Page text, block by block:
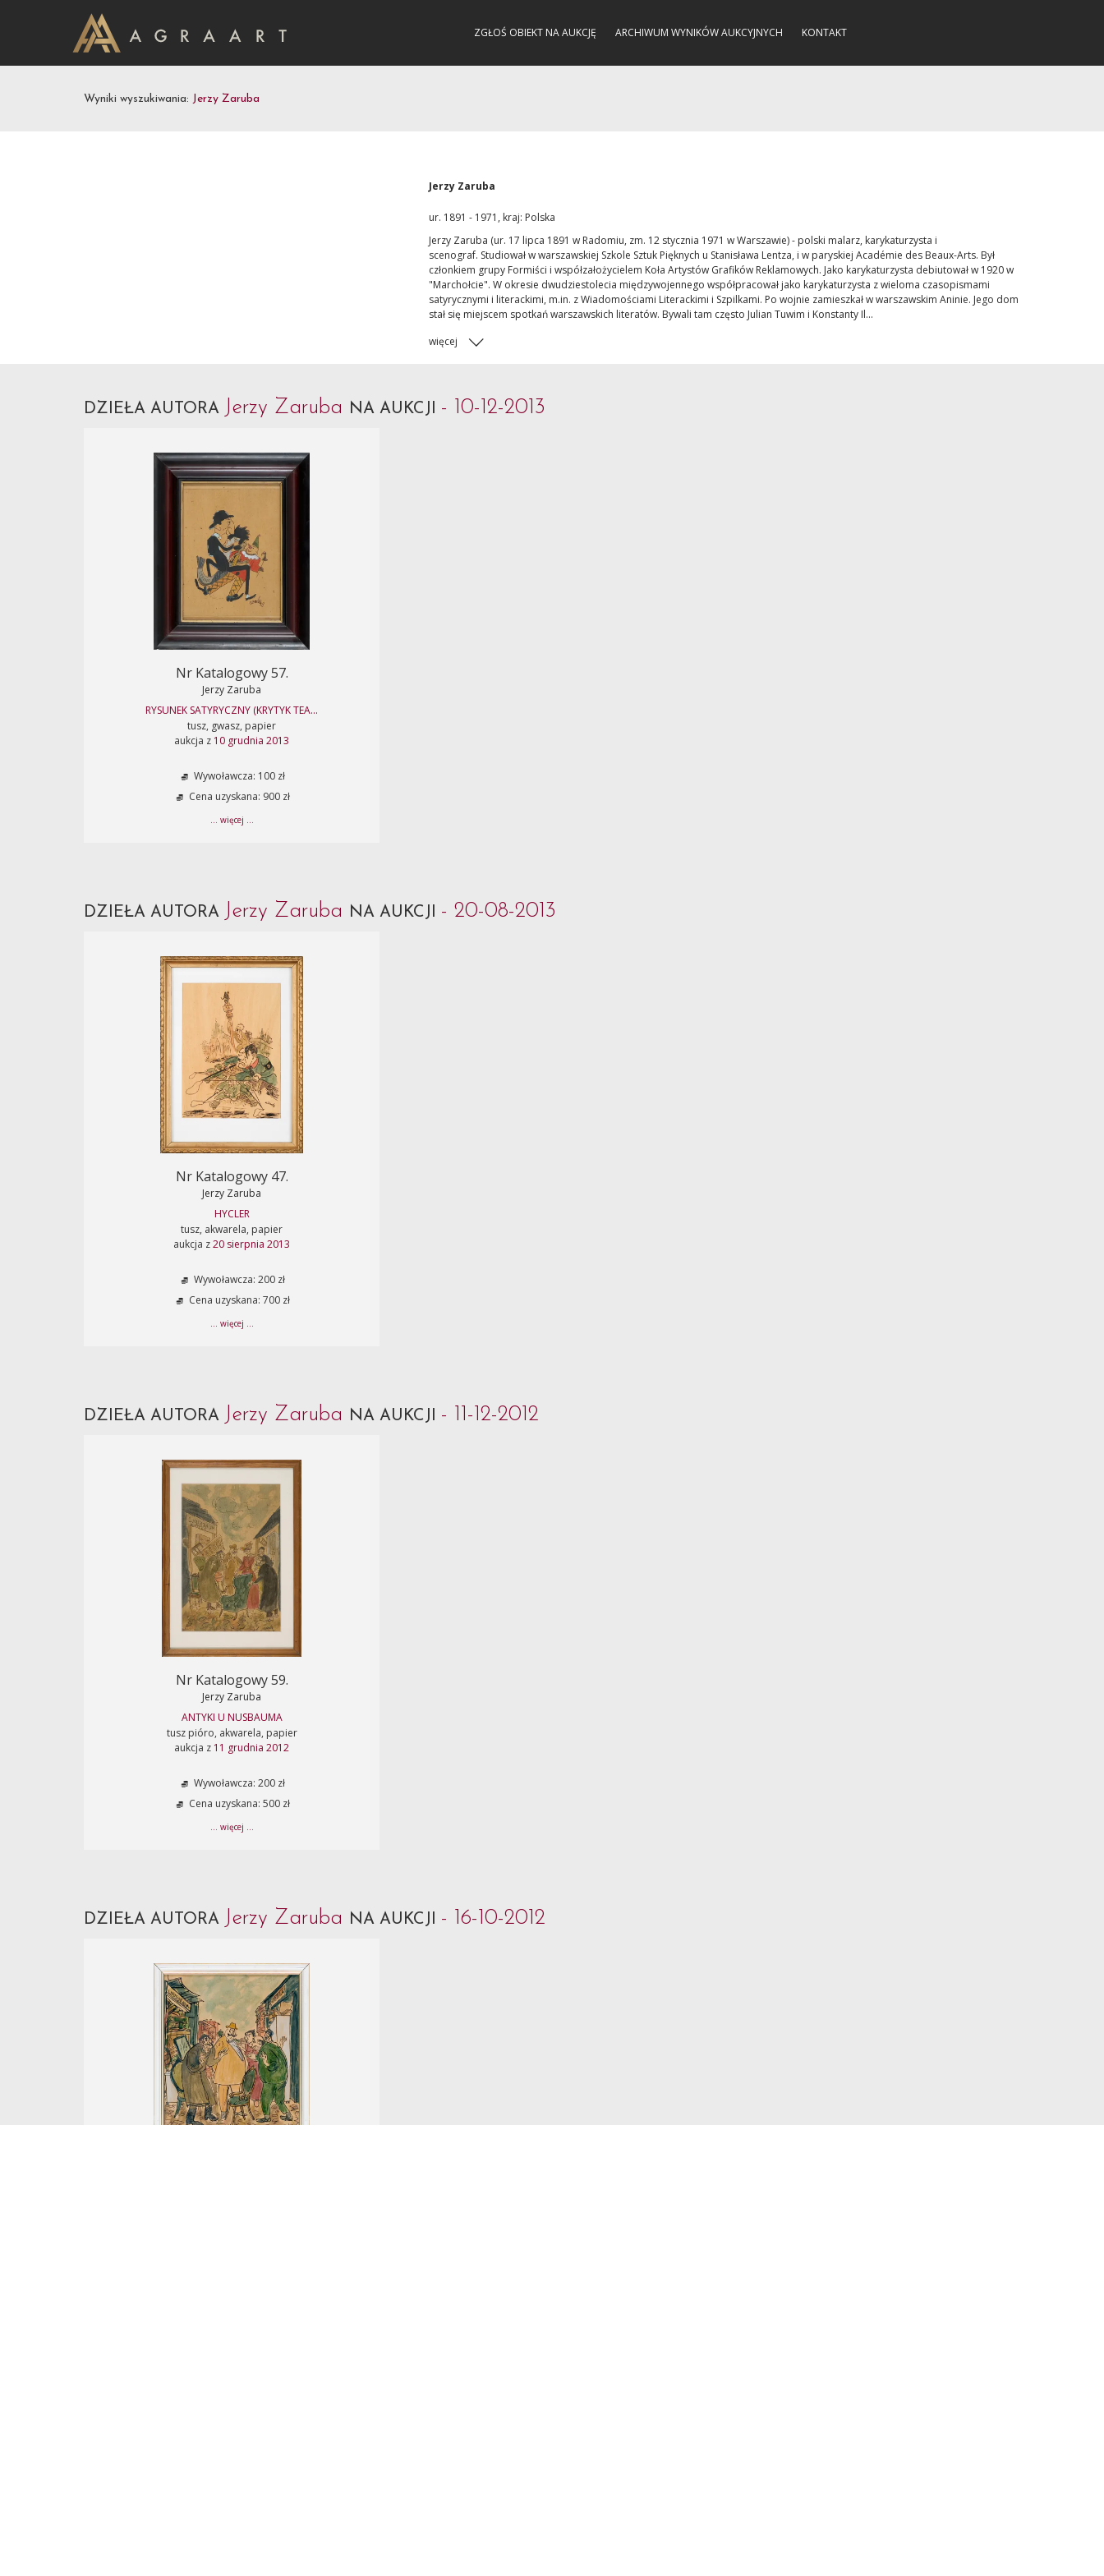
ZGŁOŚ OBIEKT NA AUKCJĘ ARCHIWUM WYNIKÓW AUKCYJNYCH KONTAKT
Wyniki wyszukiwania: Jerzy Zaruba
Jerzy Zaruba
ur. 1891 - 1971, kraj: Polska
Jerzy Zaruba (ur. 17 lipca 1891 w Radomiu, zm. 12 stycznia 1971 w Warszawie) - polski malarz, karykaturzysta i
scenograf. Studiował w warszawskiej Szkole Sztuk Pięknych u Stanisława Lentza, i w paryskiej Académie des Beaux-Arts. Był
członkiem grupy Formiści i współzałożycielem Koła Artystów Grafików Reklamowych. Jako karykaturzysta debiutował w 1920 w
"Marchołcie". W okresie dwudziestolecia międzywojennego współpracował jako karykaturzysta z wieloma czasopismami
satyrycznymi i literackimi, m.in. z Wiadomościami Literackimi i Szpilkami. Po wojnie zamieszkał w warszawskim Aninie. Jego dom
stał się miejscem spotkań warszawskich literatów. Bywali tam często Julian Tuwim i Konstanty Il...
więcej
DZIEŁA AUTORA Jerzy Zaruba NA AUKCJI - 10-12-2013
Nr Katalogowy 57.
Jerzy Zaruba
RYSUNEK SATYRYCZNY (KRYTYK TEA...
tusz, gwasz, papier
aukcja z 10 grudnia 2013
Wywoławcza: 100 zł
Cena uzyskana: 900 zł
... więcej ...
DZIEŁA AUTORA Jerzy Zaruba NA AUKCJI - 20-08-2013
Nr Katalogowy 47.
Jerzy Zaruba
HYCLER
tusz, akwarela, papier
aukcja z20 sierpnia 2013
Wywoławcza: 200 zł
Cena uzyskana: 700 zł
... więcej ...
DZIEŁA AUTORA Jerzy Zaruba NA AUKCJI - 11-12-2012
Nr Katalogowy 59.
Jerzy Zaruba
ANTYKI U NUSBAUMA
tusz pióro, akwarela, papier
aukcja z 11 grudnia 2012
Wywoławcza: 200 zł
Cena uzyskana: 500 zł
... więcej ...
DZIEŁA AUTORA Jerzy Zaruba NA AUKCJI - 16-10-2012